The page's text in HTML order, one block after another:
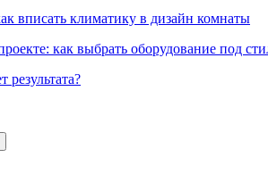
вписать климатику в дизайн комнаты
как выбрать оборудование под